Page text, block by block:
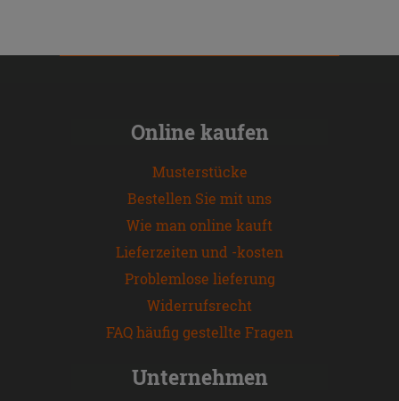
Online kaufen
Musterstücke
Bestellen Sie mit uns
Wie man online kauft
Lieferzeiten und -kosten
Problemlose lieferung
Widerrufsrecht
FAQ häufig gestellte Fragen
Unternehmen